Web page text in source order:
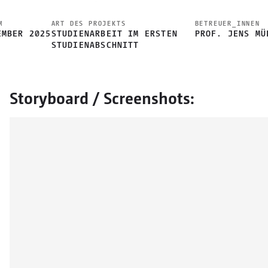
2025
ART DES PROJEKTS
STUDIENARBEIT IM ERSTEN
STUDIENABSCHNITT
BETREUER_INNEN
PROF. JENS
Storyboard / Screenshots: